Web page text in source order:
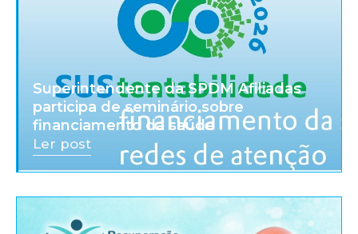
Superintendente da SPDM Afiliadas
participa de seminário sobre
financiamento da saúde
Ler post